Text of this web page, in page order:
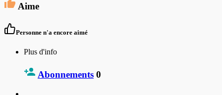
Aime
Personne n'a encore aimé
Plus d'info
Abonnements 0